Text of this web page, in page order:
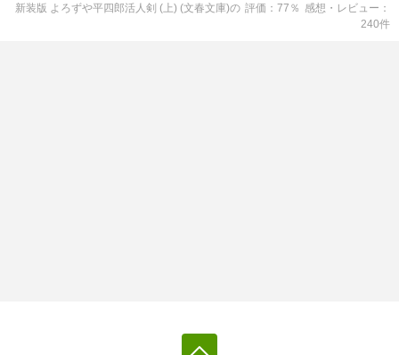
新装版 よろずや平四郎活人剣 (上) (文春文庫)の 評価 77 ％ 感想・レビュー
240件